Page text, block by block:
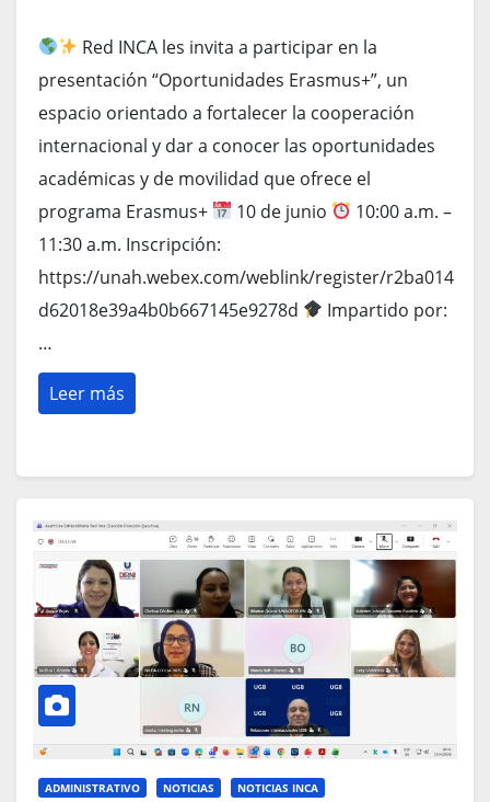
Red INCA les invita a participar en la
presentación “Oportunidades Erasmus+”, un
espacio orientado a fortalecer la cooperación
internacional y dar a conocer las oportunidades
académicas y de movilidad que ofrece el
programa Erasmus+
10 de junio
10:00 a.m. –
11:30 a.m. Inscripción:
https://unah.webex.com/weblink/register/r2ba014
d62018e39a4b0b667145e9278d
Impartido por:
…
Leer más
ADMINISTRATIVO NOTICIAS NOTICIAS INCA